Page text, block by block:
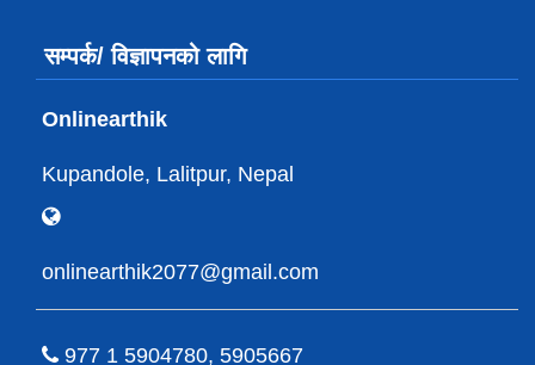
सम्पर्क/ विज्ञापनको लागि
Onlinearthik
Kupandole, Lalitpur, Nepal
onlinearthik2077@gmail.com
977 1 5904780, 5905667